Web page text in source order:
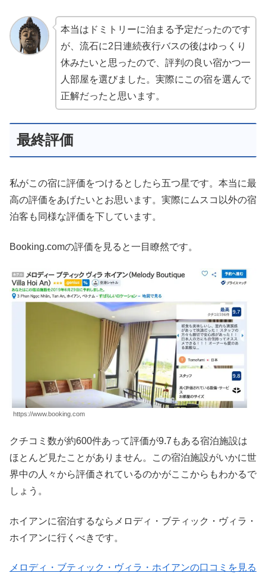
本当はドミトリーに泊まる予定だったのです
が、流石に2日連続夜行バスの後はゆっくり
休みたいと思ったので、評判の良い宿かつ一
人部屋を選びました。実際にこの宿を選んで
正解だったと思います。
最終評価
私がこの宿に評価をつけるとしたら五つ星です。本当に最
高の評価をあげたいとお思います。実際にムスコ以外の宿
泊客も同様な評価を下しています。
Booking.comの評価を見ると一目瞭然です。
https://www.booking.com
クチコミ数が約600件あって評価が9.7もある宿泊施設は
ほとんど見たことがありません。この宿泊施設がいかに世
界中の人々から評価されているのかがここからもわかるで
しょう。
ホイアンに宿泊するならメロディ・ブティック・ヴィラ・
ホイアンに行くべきです。
メロディ・ブティック・ヴィラ・ホイアンの口コミを見る